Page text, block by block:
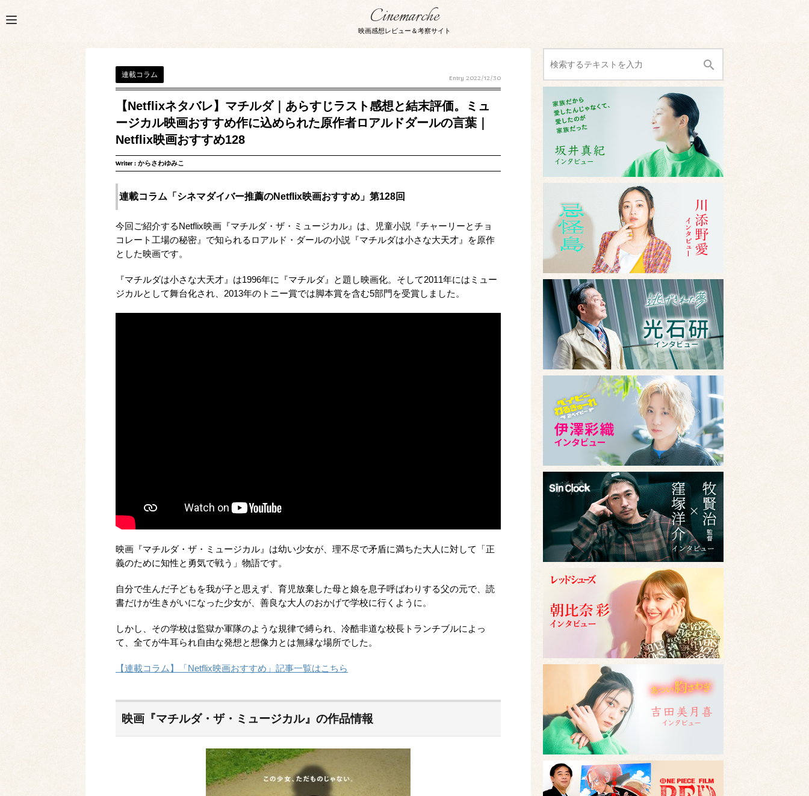
Cinemarche
映画感想レビュー＆考察サイト
連載コラム
Entry 2022/12/30
【Netflixネタバレ】マチルダ｜あらすじラスト感想と結末評価。ミュ
ージカル映画おすすめ作に込められた原作者ロアルドダールの言葉｜
Netflix映画おすすめ128
Writer : からさわゆみこ
連載コラム「シネマダイバー推薦のNetflix映画おすすめ」第128回
今回ご紹介するNetflix映画『マチルダ・ザ・ミュージカル』は、児童小説『チャーリーとチョ
コレート工場の秘密』で知られるロアルド・ダールの小説『マチルダは小さな大天才』を原作
とした映画です。
『マチルダは小さな大天才』は1996年に『マチルダ』と題し映画化。そして2011年にはミュー
ジカルとして舞台化され、2013年のトニー賞では脚本賞を含む5部門を受賞しました。
映画『マチルダ・ザ・ミュージカル』は幼い少女が、理不尽で矛盾に満ちた大人に対して「正
義のために知性と勇気で戦う」物語です。
自分で生んだ子どもを我が子と思えず、育児放棄した母と娘を息子呼ばわりする父の元で、読
書だけが生きがいになった少女が、善良な大人のおかげで学校に行くように。
しかし、その学校は監獄か軍隊のような規律で縛られ、冷酷非道な校長トランチブルによっ
て、全てが牛耳られ自由な発想と想像力とは無縁な場所でした。
【連載コラム】「Netflix映画おすすめ」記事一覧はこちら
映画『マチルダ・ザ・ミュージカル』の作品情報